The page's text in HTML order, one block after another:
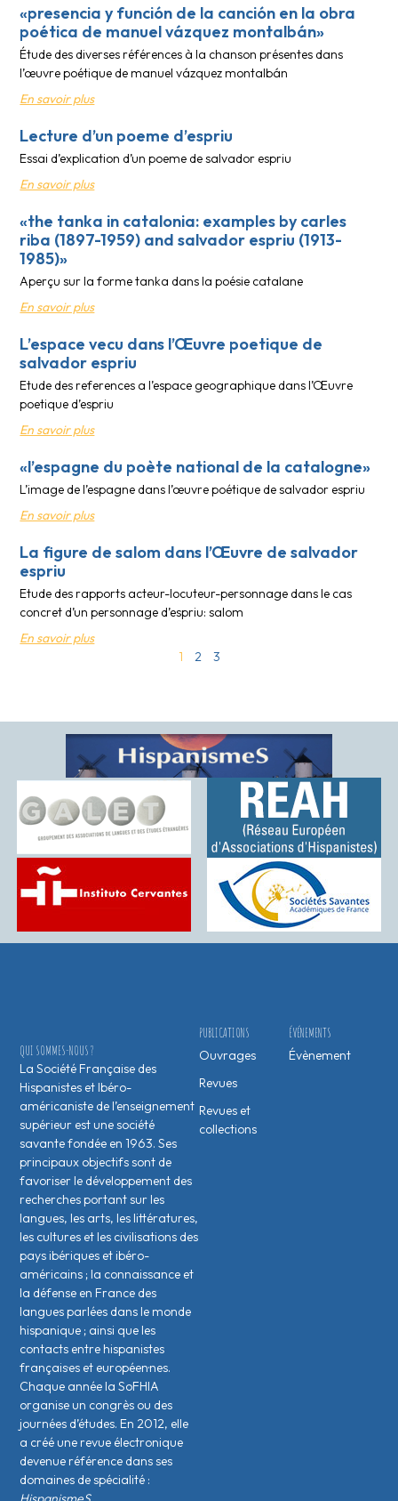
«presencia y función de la canción en la obra
poética de manuel vázquez montalbán»
Étude des diverses références à la chanson présentes dans
l’œuvre poétique de manuel vázquez montalbán
En savoir plus
Lecture d’un poeme d’espriu
Essai d’explication d’un poeme de salvador espriu
En savoir plus
«the tanka in catalonia: examples by carles
riba (1897-1959) and salvador espriu (1913-
1985)»
Aperçu sur la forme tanka dans la poésie catalane
En savoir plus
L’espace vecu dans l’Œuvre poetique de
salvador espriu
Etude des references a l’espace geographique dans l’Œuvre
poetique d’espriu
En savoir plus
«l’espagne du poète national de la catalogne»
L’image de l’espagne dans l’œuvre poétique de salvador espriu
En savoir plus
La figure de salom dans l’Œuvre de salvador
espriu
Etude des rapports acteur-locuteur-personnage dans le cas
concret d’un personnage d’espriu: salom
En savoir plus
1
2 3
ÉVÉNEMENTS
Évènement
PUBLICATIONS
Ouvrages
Revues
Revues et
collections
QUI SOMMES-NOUS ?
La Société Française des
Hispanistes et Ibéro-
américaniste de l’enseignement
supérieur est une société
savante fondée en 1963. Ses
principaux objectifs sont de
favoriser le développement des
recherches portant sur les
langues, les arts, les littératures,
les cultures et les civilisations des
pays ibériques et ibéro-
américains ; la connaissance et
la défense en France des
langues parlées dans le monde
hispanique ; ainsi que les
contacts entre hispanistes
français·es et européen·nes.
Chaque année la SoFHIA
organise un congrès ou des
journées d’études. En 2012, elle
a créé une revue électronique
devenue référence dans ses
domaines de spécialité :